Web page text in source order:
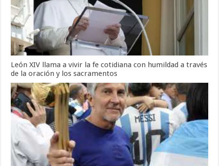
León XIV llama a vivir la fe cotidiana con humildad a través
de la oración y los sacramentos